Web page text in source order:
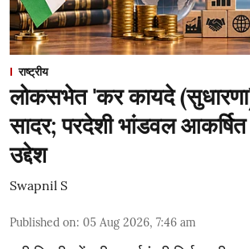
राष्ट्रीय
लोकसभेत 'कर कायदे
सादर; परदेशी भांडवल आकर्षित
उद्देश
Swapnil S
Published on: 05 Aug 2026, 7:46 am